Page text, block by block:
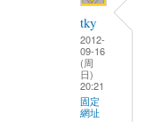
tky
2012-
09-16
(周
日)
20:21
固定
網址